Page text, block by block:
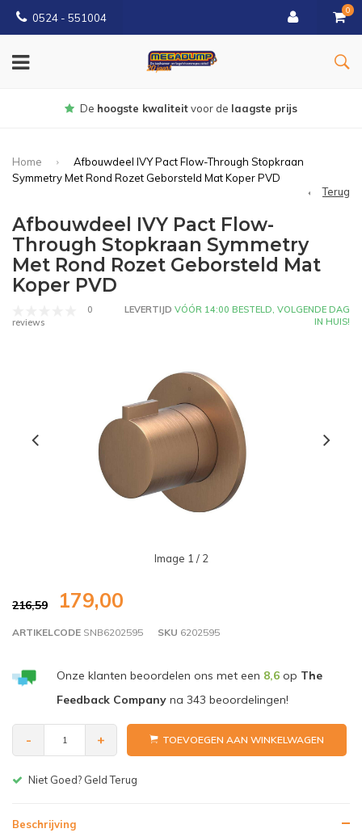
0524 - 551004
0
Gratisbezorgd vanaf €150
Home
Afbouwdeel IVY Pact Flow-Through Stopkraan
Symmetry Met Rond Rozet Geborsteld Mat Koper PVD
Terug
Afbouwdeel IVY Pact Flow-
Through Stopkraan Symmetry
Met Rond Rozet Geborsteld Mat
Koper PVD
0
reviews
LEVERTIJD VÓÓR 14:00 BESTELD, VOLGENDE DAG
IN HUIS!
Image 1 / 2
216,59 179,00
ARTIKELCODE SNB6202595 SKU 6202595
Onze klanten beoordelen ons met een 8,6op The
Feedback Companyna 343 beoordelingen!
- + TOEVOEGEN AAN WINKELWAGEN
Gratis bezorgen v.a. € 150,-(NL)
Beschrijving